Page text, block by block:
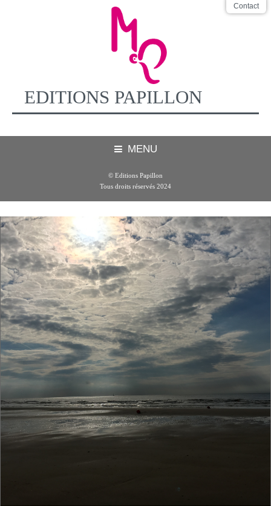
Contact
EDITIONS PAPILLON
MENU
© Editions Papillon
Tous droits réservés 2024